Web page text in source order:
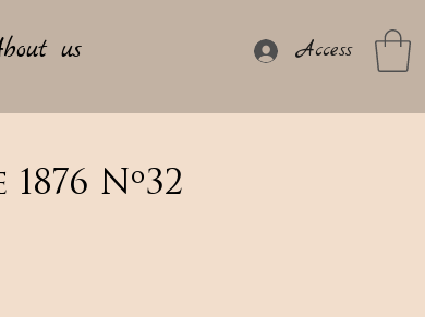
us Access
Nº32